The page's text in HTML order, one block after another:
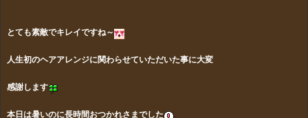
とても素敵でキレイですね～
人生初のヘアアレンジに関わらせていただいた事に大変
感謝します
本日は暑いのに長時間おつかれさまでした